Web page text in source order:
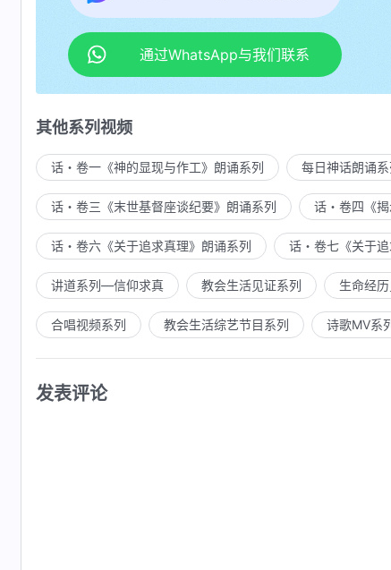
通过WhatsApp与我们联系
其他系列视频
话・卷一《神的显现与作工》朗诵系列 每日神话朗诵系
话・卷三《末世基督座谈纪要》朗诵系列 话・卷四《
话・卷六《关于追求真理》朗诵系列 话・卷七《关于
讲道系列—信仰求真 教会生活见证系列 生命经
合唱视频系列 教会生活综艺节目系列 诗歌MV系
发表评论